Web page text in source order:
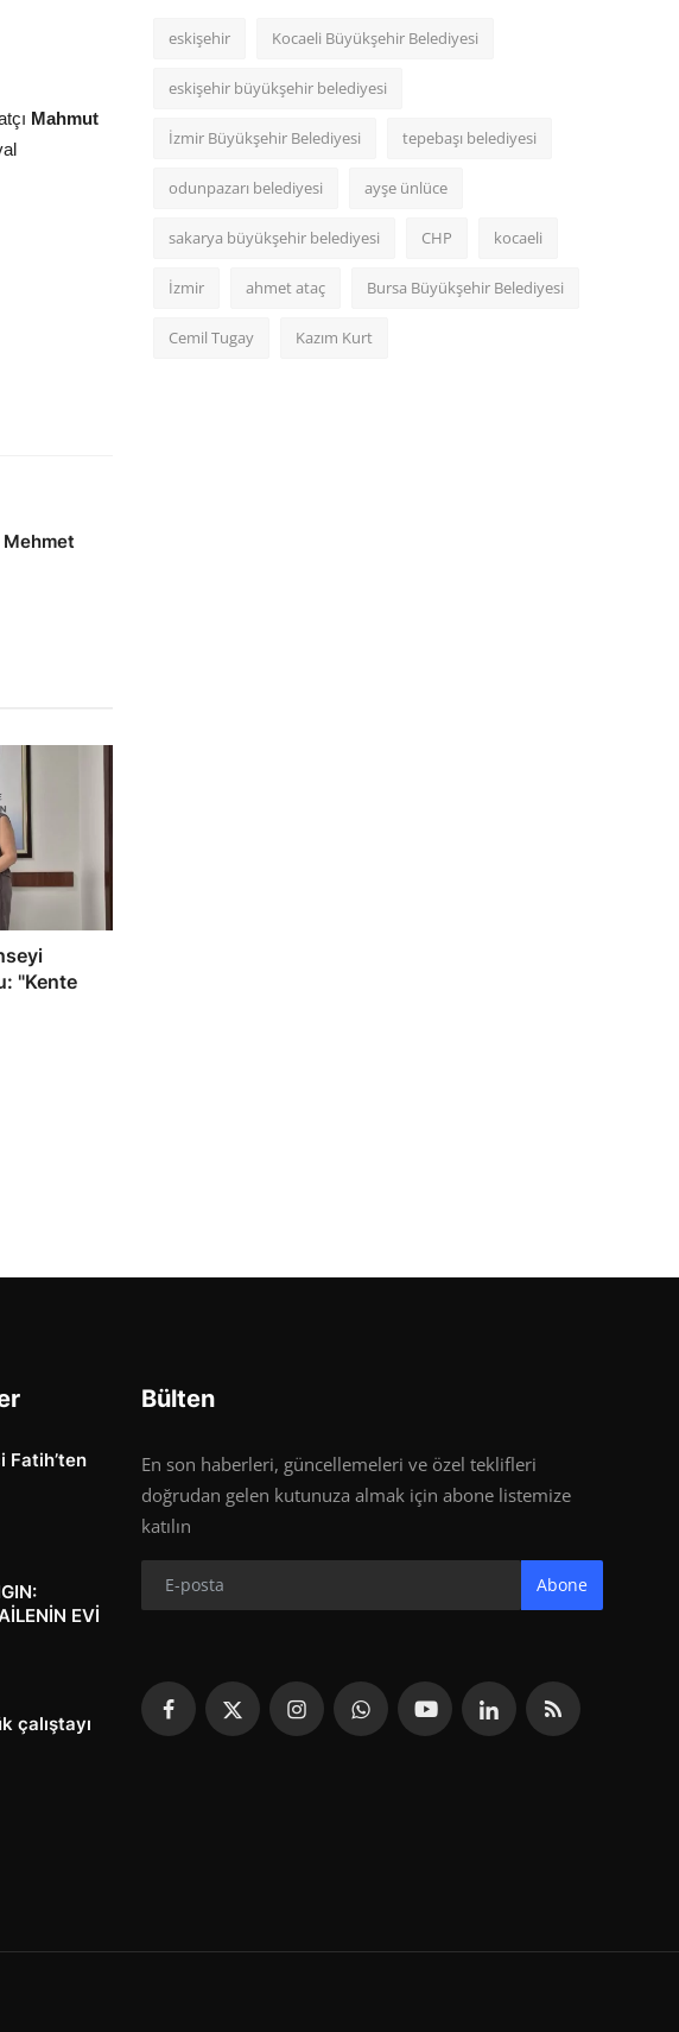
Mahmut
Mehmet
"Kente
eskişehir Kocaeli Büyükşehir Belediyesi
eskişehir büyükşehir belediyesi
İzmir Büyükşehir Belediyesi tepebaşı belediyesi
odunpazarı belediyesi ayşe ünlüce
sakarya büyükşehir belediyesi CHP kocaeli
İzmir ahmet ataç Bursa Büyükşehir Belediyesi
Cemil Tugay Kazım Kurt
Fatih’ten
EVİ
çalıştayı
Bülten
En son haberleri, güncellemeleri ve özel teklifleri
doğrudan gelen kutunuza almak için abone listemize
katılın
Abone